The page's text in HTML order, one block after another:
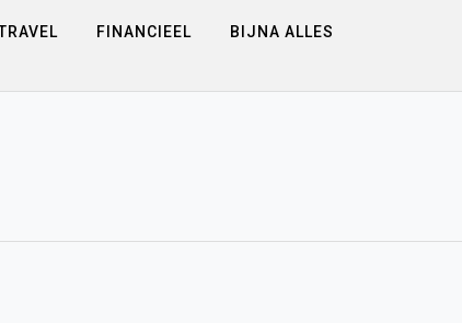
FINANCIEEL BIJNA ALLES